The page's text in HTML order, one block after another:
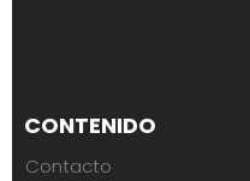
CONTENIDO
Contacto